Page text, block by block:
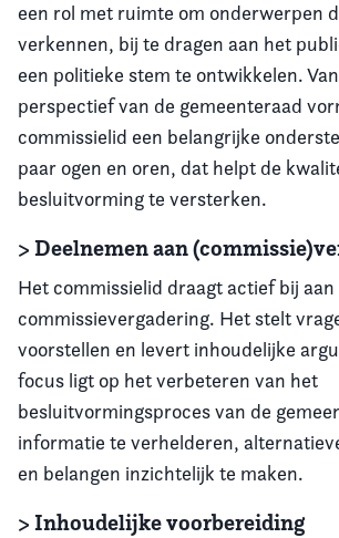
een rol met ruimte om onderwerpen
verkennen, bij te dragen aan het
een politieke stem te ontwikkelen.
perspectief van de gemeenteraad
commissielid een belangrijke
paar ogen en oren, dat helpt de
besluitvorming te versterken.
> Deelnemen aan
Het commissielid draagt actief bij aan
commissievergadering. Het stelt
voorstellen en levert inhoudelijke
focus ligt op het verbeteren van het
besluitvormingsproces van de
informatie te verhelderen,
en belangen inzichtelijk te maken.
> Inhoudelijke voorbereiding